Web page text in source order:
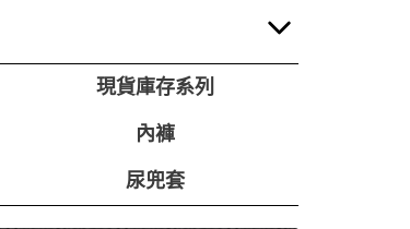
現貨庫存系列
內褲
尿兜套